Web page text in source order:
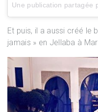
Et puis, il a aussi créé le
jamais » en Jellaba à